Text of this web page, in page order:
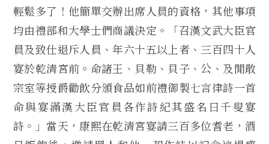
輕鬆多了！他簡單交辦出席人員的資格，其他事項
均由禮部和大學士們商議決定。「召漢文武大臣官
員及致仕退斥人員、年六十五以上者、三百四十人
宴於乾清宮前。命諸王、貝勒、貝子、公、及閒散
宗室等授爵勸飲分頒食品如前禮御製七言律詩一首
命與宴滿漢大臣官員各作詩紀其盛名曰千叟宴
詩。」當天，康熙在乾清宮宴請三百多位耆老，酒